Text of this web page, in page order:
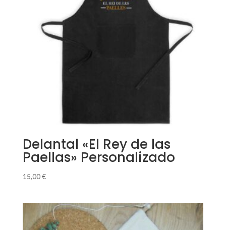
Delantal «El Rey de las
Paellas» Personalizado
15,00€